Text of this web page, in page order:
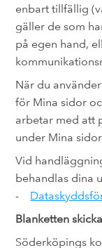
enbart tillfällig
gäller de som
på egen hand,
När du
för Mina sidor
arbetar med att
under Mina
Vid
behandlas dina
-
Blanketten
Söderköpings